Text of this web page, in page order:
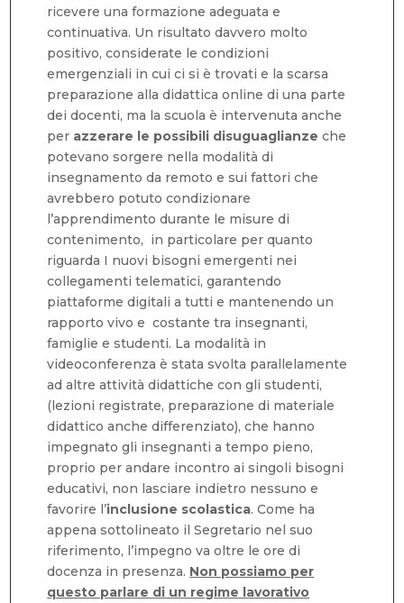
ricevere una formazione adeguata e
continuativa. Un risultato davvero molto
positivo, considerate le condizioni
emergenziali in cui ci si è trovati e la scarsa
preparazione alla didattica online di una parte
dei docenti, ma la scuola è intervenuta anche
per azzerare le possibili disuguaglianze che
potevano sorgere nella modalità di
insegnamento da remoto e sui fattori che
avrebbero potuto condizionare
l’apprendimento durante le misure di
contenimento, in particolare per quanto
riguarda I nuovi bisogni emergenti nei
collegamenti telematici, garantendo
piattaforme digitali a tutti e mantenendo un
rapporto vivo e costante tra insegnanti,
famiglie e studenti. La modalità in
videoconferenza è stata svolta parallelamente
ad altre attività didattiche con gli studenti,
(lezioni registrate, preparazione di materiale
didattico anche differenziato), che hanno
impegnato gli insegnanti a tempo pieno,
proprio per andare incontro ai singoli bisogni
educativi, non lasciare indietro nessuno e
favorire l’inclusione scolastica. Come ha
appena sottolineato il Segretario nel suo
riferimento, l’impegno va oltre le ore di
docenza in presenza. Non possiamo per
questo parlare di un regime lavorativo